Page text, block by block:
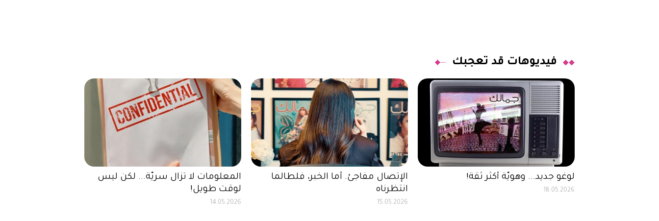
فيديوهات قد تعجبك
لوغو جديد... وهويّة أكثر ثقة!
18.05.2026
الإتصال مفاجئ. أما الخبر، فلطالما
انتظرناه
15.05.2026
المعلومات لا تزال سريّة... لكن ليس
لوقت طويل!
14.05.2026